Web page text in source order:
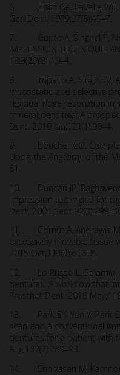
6. Zach GA, LaVelle WE.
Gen Dent. 1979;27(6):45–7.
7. Gupta A, Singhal P, Negi
IMPRESSION TECHNIQUE:
18;3(29):8110–4.
8. Tripathi A, Singh SV,
mucostatic and selective
residual ridge resorption in
mineral densities: A
Dent. 2019 Jan;121(1):90–4.
9. Boucher CO.
Upon the Anatomy of the
10. Duncan JP,
impression technique for
Dent. 2004
11. Comut A, Andrawis
excessively movable tissue
2015 Oct;114(4):616–8.
12. Lo Russo L, Salamini
dentures: A workflow that
Prosthet Dent. 2018
13. Park SY, Yun Y, Park
scan and a conventional
dentures for a patient with
Aug;132(2):289–93.
14. Srinivasan M,